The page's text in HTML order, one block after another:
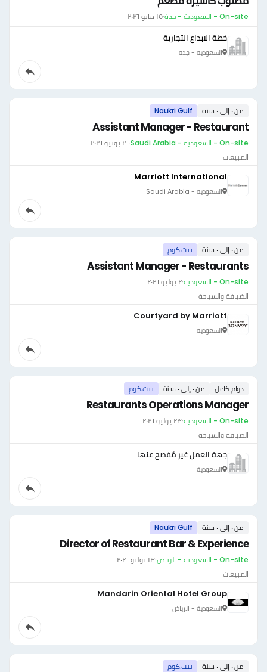
On-site - السعودية - جدة ·١٥ مايو ٢٠٢٦
خطة الابداع التجارية
السعودية - جدة
من ٠ إلى ٠ سنة Naukri Gulf
Assistant Manager - Restaurant
On-site - السعودية - Saudi Arabia ·٢٦ يونيو ٢٠٢٦
المبيعات
Marriott International
السعودية - Saudi Arabia
من ٠ إلى ٠ سنة بيت.كوم
Assistant Manager - Restaurants
On-site - السعودية ·٢ يوليو ٢٠٢٦
الضيافة والسياحة
Courtyard by Marriott
السعودية
دوام كامل من ٠ إلى ٠ سنة بيت.كوم
Restaurants Operations Manager
On-site - السعودية ·٢٣ يوليو ٢٠٢٦
الضيافة والسياحة
جهة العمل غير مُفصح عنها
السعودية
من ٠ إلى ٠ سنة Naukri Gulf
Director of Restaurant Bar & Experience
On-site - السعودية - الرياض ·١٣ يوليو ٢٠٢٦
المبيعات
Mandarin Oriental Hotel Group
السعودية - الرياض
من ٠ إلى ٠ سنة بيت.كوم